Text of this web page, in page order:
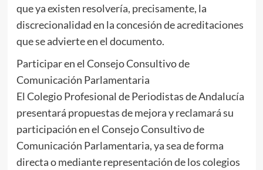
que ya existen resolvería, precisamente, la
discrecionalidad en la concesión de acreditaciones
que se advierte en el documento.
Participar en el Consejo Consultivo de
Comunicación Parlamentaria
El Colegio Profesional de Periodistas de Andalucía
presentará propuestas de mejora y reclamará su
participación en el Consejo Consultivo de
Comunicación Parlamentaria, ya sea de forma
directa o mediante representación de los colegios